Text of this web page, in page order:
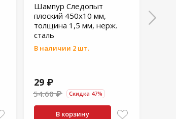
Шампур Следопыт
плоский 450х10 мм,
толщина 1,5 мм, нерж.
сталь
В наличии 2 шт.
29 ₽
54.60 ₽ Скидка 47%
В корзину